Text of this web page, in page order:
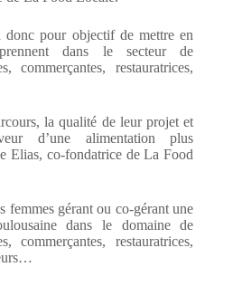
pour objectif de mettre en
dans le secteur de
commerçantes, restauratrices,
la qualité de leur projet et
d’une alimentation plus
Elias, co-fondatrice de La Food
femmes gérant ou co-gérant une
dans le domaine de
commerçantes, restauratrices,